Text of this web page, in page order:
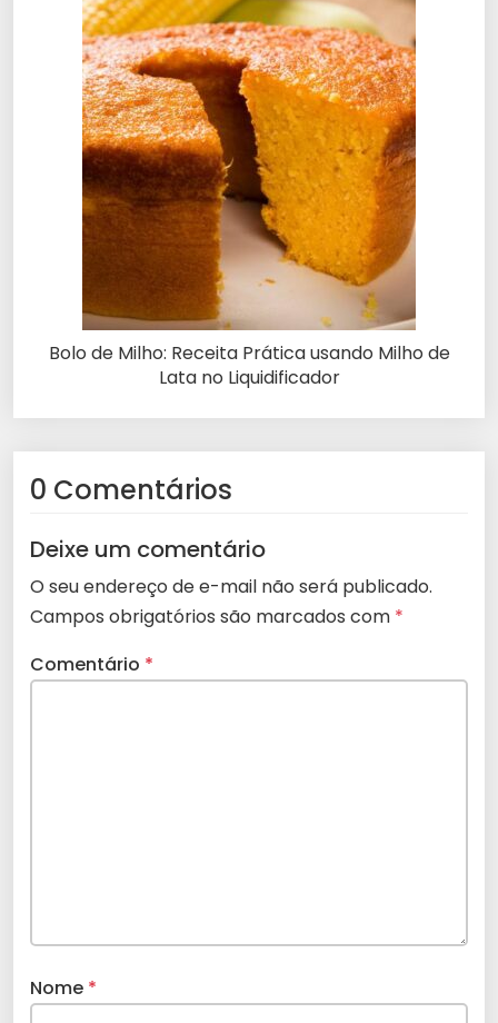
Bolo de Milho: Receita Prática usando Milho de
Lata no Liquidificador
0 Comentários
Deixe um comentário
O seu endereço de e-mail não será publicado.
Campos obrigatórios são marcados com *
Comentário *
Nome *